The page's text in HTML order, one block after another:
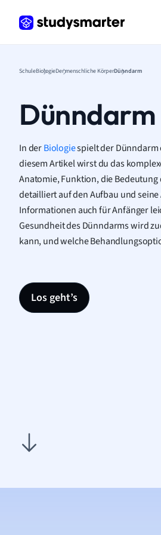
SchuleBiologieDer menschliche KörperDünndarm
Dünndarm
In derBiologiespielt der Dünndarm
diesem Artikel wirst du das
Anatomie, Funktion, die
detailliert auf den Aufbau und
Informationen auch für Anfänger
Gesundheit des Dünndarms wird
kann, und welche
Los geht’s